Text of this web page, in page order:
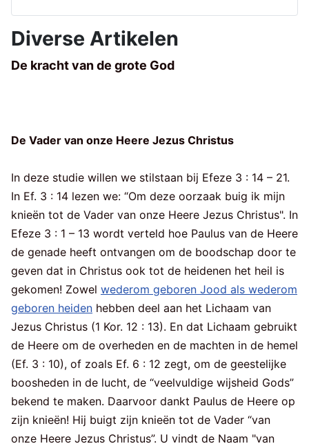
Diverse Artikelen
De kracht van de grote God
De Vader van onze Heere Jezus Christus
In deze studie willen we stilstaan bij Efeze 3 : 14 – 21.
In Ef. 3 : 14 lezen we: “Om deze oorzaak buig ik mijn
knieën tot de Vader van onze Heere Jezus Christus". In
Efeze 3 : 1 – 13 wordt verteld hoe Paulus van de Heere
de genade heeft ontvangen om de boodschap door te
geven dat in Christus ook tot de heidenen het heil is
gekomen! Zowel wederom geboren Jood als wederom
geboren heiden hebben deel aan het Lichaam van
Jezus Christus (1 Kor. 12 : 13). En dat Lichaam gebruikt
de Heere om de overheden en de machten in de hemel
(Ef. 3 : 10), of zoals Ef. 6 : 12 zegt, om de geestelijke
boosheden in de lucht, de “veelvuldige wijsheid Gods”
bekend te maken. Daarvoor dankt Paulus de Heere op
zijn knieën! Hij buigt zijn knieën tot de Vader “van
onze Heere Jezus Christus”. U vindt de Naam "van